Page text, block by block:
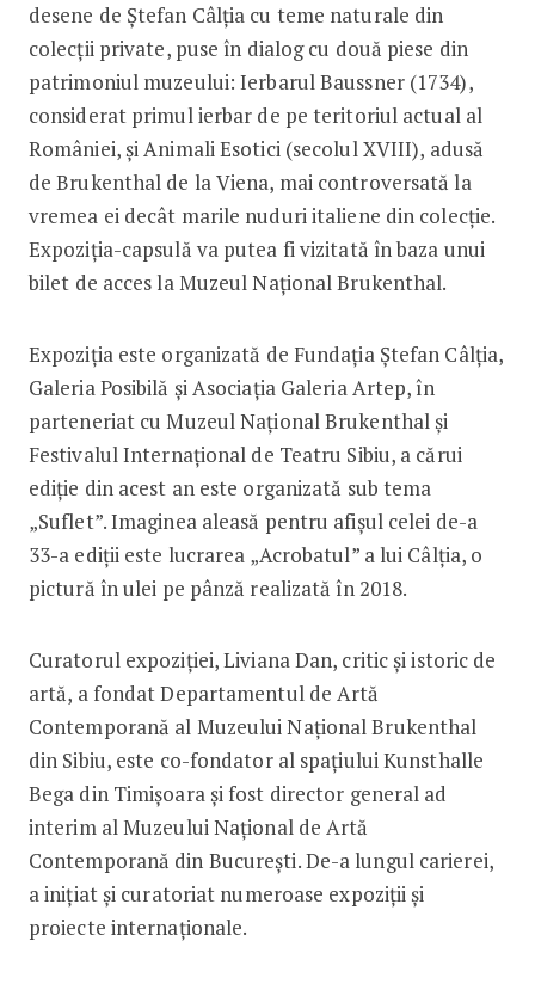
desene de Ștefan Câlția cu teme naturale din
colecții private, puse în dialog cu două piese din
patrimoniul muzeului: Ierbarul Baussner (1734),
considerat primul ierbar de pe teritoriul actual al
României, și Animali Esotici (secolul XVIII), adusă
de Brukenthal de la Viena, mai controversată la
vremea ei decât marile nuduri italiene din colecție.
Expoziția-capsulă va putea fi vizitată în baza unui
bilet de acces la Muzeul Național Brukenthal.
Expoziția este organizată de Fundația Ștefan Câlția,
Galeria Posibilă și Asociația Galeria Artep, în
parteneriat cu Muzeul Național Brukenthal și
Festivalul Internațional de Teatru Sibiu, a cărui
ediție din acest an este organizată sub tema
„Suflet”. Imaginea aleasă pentru afișul celei de-a
33-a ediții este lucrarea „Acrobatul” a lui Câlția, o
pictură în ulei pe pânză realizată în 2018.
Curatorul expoziției, Liviana Dan, critic și istoric de
artă, a fondat Departamentul de Artă
Contemporană al Muzeului Național Brukenthal
din Sibiu, este co-fondator al spațiului Kunsthalle
Bega din Timișoara și fost director general ad
interim al Muzeului Național de Artă
Contemporană din București. De-a lungul carierei,
a inițiat și curatoriat numeroase expoziții și
proiecte internaționale.